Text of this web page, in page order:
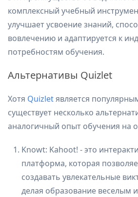
комплексный учебный
улучшает усвоение знаний,
вовлечению и адаптируется к
потребностям обучения.
Альтернативы Quizlet
Хотя Quizletявляется
существует несколько
аналогичный опыт обучения на
Knowt: Kahoot! - это
платформа, которая
создавать увлекательные
делая образование веселым и